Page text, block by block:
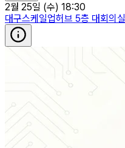
2월 25일 (수) 18:30
대구스케일업허브 5층 대회의실